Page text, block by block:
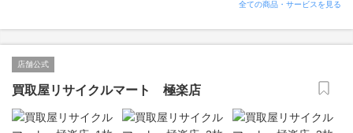
全ての商品・サービスを見る
店舗公式
買取屋リサイクルマート 極楽店